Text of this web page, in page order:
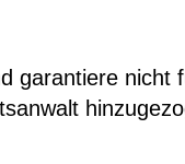
garantiere